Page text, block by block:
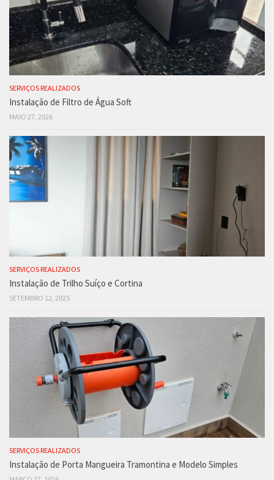
SERVIÇOS REALIZADOS
Instalação de Filtro de Água Soft
MAIO 27, 2026
SERVIÇOS REALIZADOS
Instalação de Trilho Suíço e Cortina
SETEMBRO 12, 2025
SERVIÇOS REALIZADOS
Instalação de Porta Mangueira Tramontina e Modelo Simples